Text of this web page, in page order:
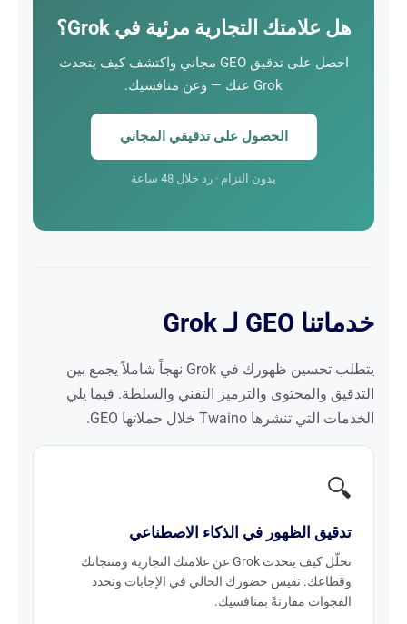
هل علامتك التجارية مرئية في Grok؟
احصل على تدقيق GEO مجاني واكتشف كيف يتحدث
Grok عنك — وعن منافسيك.
الحصول على تدقيقي المجاني
بدون التزام · رد خلال 48 ساعة
خدماتنا GEO لـ Grok
يتطلب تحسين ظهورك في Grok نهجاً شاملاً يجمع بين
التدقيق والمحتوى والترميز التقني والسلطة. فيما يلي
الخدمات التي تنشرها Twaino خلال حملاتها GEO.
🔍
تدقيق الظهور في الذكاء الاصطناعي
نحلّل كيف يتحدث Grok عن علامتك التجارية ومنتجاتك
وقطاعك. نقيس حضورك الحالي في الإجابات ونحدد
الفجوات مقارنةً بمنافسيك.